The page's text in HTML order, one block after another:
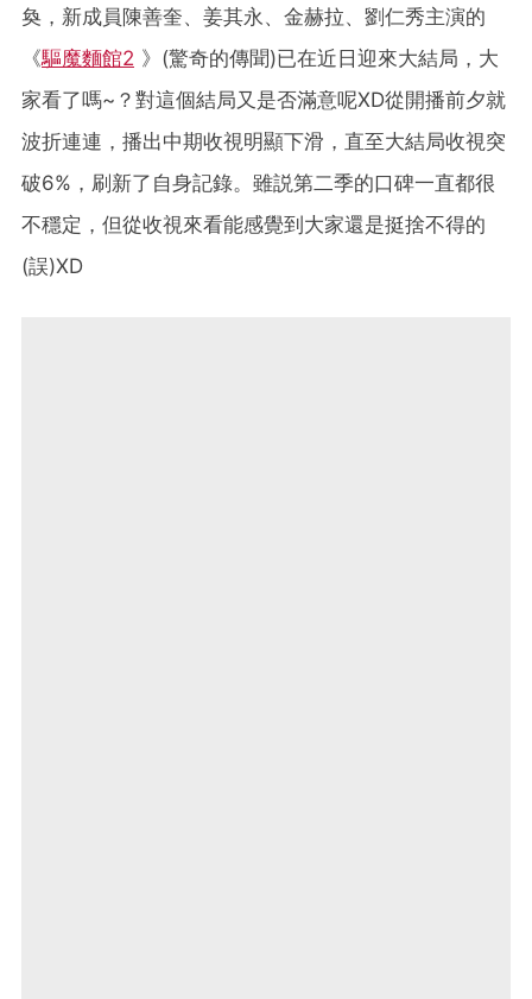
奐，新成員陳善奎、姜其永、金赫拉、劉仁秀主演的
《驅魔麵館2 》(驚奇的傳聞)已在近日迎來大結局，大
家看了嗎~？對這個結局又是否滿意呢XD從開播前夕就
波折連連，播出中期收視明顯下滑，直至大結局收視突
破6%，刷新了自身記錄。雖説第二季的口碑一直都很
不穩定，但從收視來看能感覺到大家還是挺捨不得的
(誤)XD